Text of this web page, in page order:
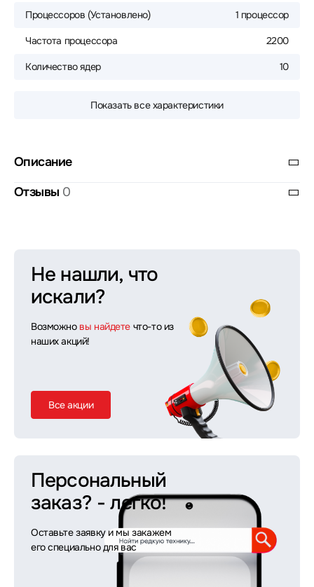
Процессоров (Установлено) 1 процессор
Частота процессора 2200
Количество ядер 10
Показать все характеристики
Описание
Отзывы 0
Не нашли, что
искали?
Возможно вы найдете что-то из
наших акций!
Все акции
Персональный
заказ? - легко!
Оставьте заявку и мы закажем
его специально для вас